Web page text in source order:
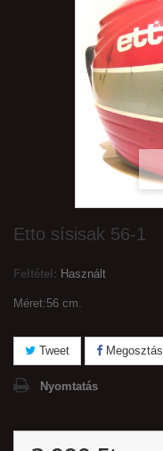
Etto sísisak 56-1
Feltétel: Használt
Méret:56 cm.
Tweet Megosztás
Nyomtatás